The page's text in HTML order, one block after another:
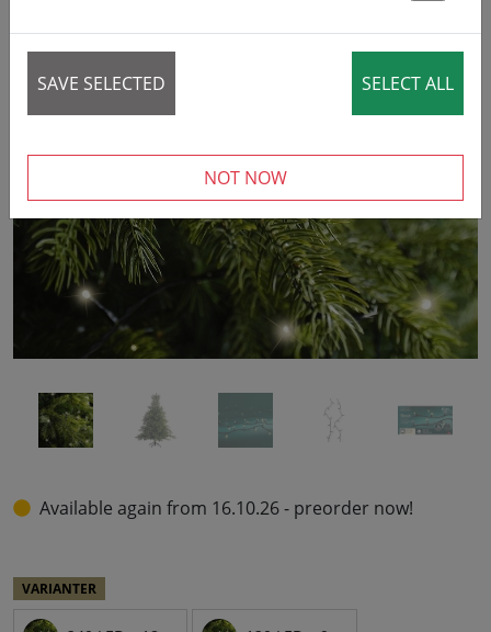
‹ ›
Available again from 16.10.26 - preorder now!
VARIANTER
SAVE SELECTED SELECT ALL
NOT NOW